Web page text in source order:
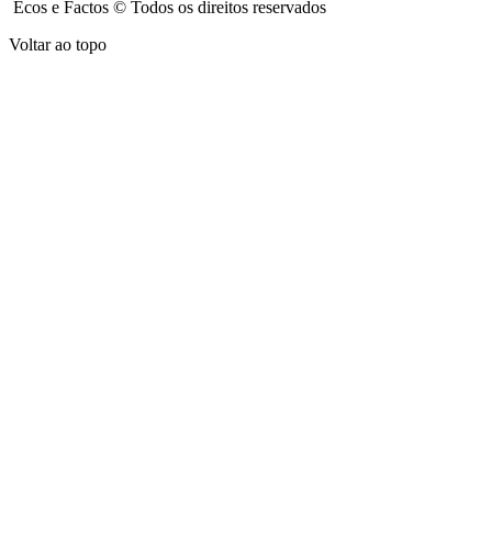
Ecos e Factos © Todos os direitos reservados
Voltar ao topo